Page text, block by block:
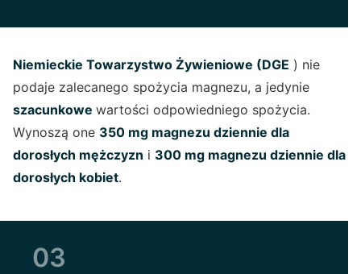
Niemieckie Towarzystwo Żywieniowe (DGE ) nie
podaje zalecanego spożycia magnezu, a jedynie
szacunkowe wartości odpowiedniego spożycia.
Wynoszą one 350 mg magnezu dziennie dla
dorosłych mężczyzn i 300 mg magnezu dziennie dla
dorosłych kobiet.
03